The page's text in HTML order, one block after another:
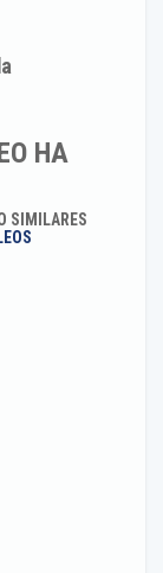
HA
SIMILARES